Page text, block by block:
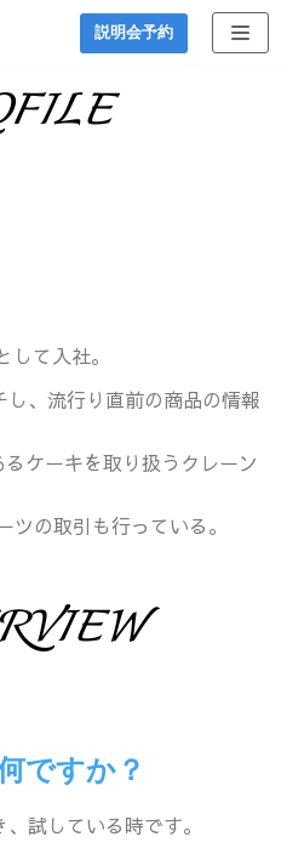
説明会予約
て入社。
、流行り直前の商品の情報
ケーキを取り扱うクレーン
の取引も行っている。
ですか？
試している時です。